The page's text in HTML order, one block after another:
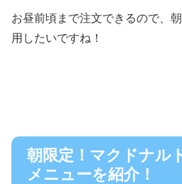
お昼前頃まで注文できるので、
用したいですね！
朝限定！マクドナル
メニューを紹介！